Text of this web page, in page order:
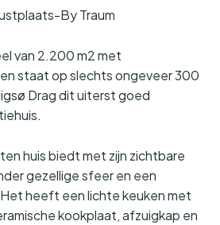
By Traum
van 2.200 m2 met
staat op slechts ongeveer 300
Drag dit uiterst goed
huis biedt met zijn zichtbare
gezellige sfeer en een
heeft een lichte keuken met
kookplaat, afzuigkap en